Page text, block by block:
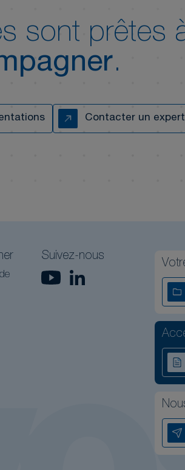
sont prêtes
.
Contacter un expert
Suivez-nous